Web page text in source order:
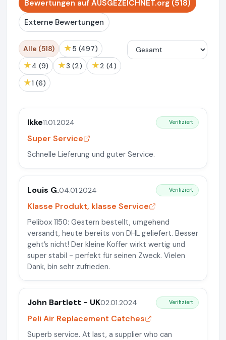
Bewertungen auf AUSGEZEICHNET.org (518)
Externe Bewertungen
Alle (518) ★ 5 (497)
★ 4 (9) ★ 3 (2) ★ 2 (4)
★ 1 (6)
Ikke11.01.2024 Verifiziert
Super Service
Schnelle Lieferung und guter Service.
Louis G.04.01.2024 Verifiziert
Klasse Produkt, klasse Service
Pelibox 1150: Gestern bestellt, umgehend
versandt, heute bereits von DHL geliefert. Besser
geht’s nicht! Der kleine Koffer wirkt wertig und
super stabil - perfekt für seinen Zweck. Vielen
Dank, bin sehr zufrieden.
John Bartlett - UK02.01.2024 Verifiziert
Peli Air Replacement Catches
Superb service. At last, a supplier who can